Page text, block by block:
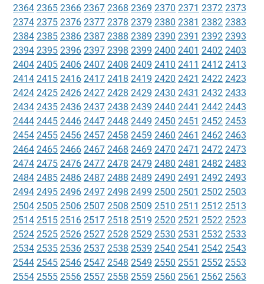
2364 2365 2366 2367 2368 2369 2370 2371 2372 2373
2374 2375 2376 2377 2378 2379 2380 2381 2382 2383
2384 2385 2386 2387 2388 2389 2390 2391 2392 2393
2394 2395 2396 2397 2398 2399 2400 2401 2402 2403
2404 2405 2406 2407 2408 2409 2410 2411 2412 2413
2414 2415 2416 2417 2418 2419 2420 2421 2422 2423
2424 2425 2426 2427 2428 2429 2430 2431 2432 2433
2434 2435 2436 2437 2438 2439 2440 2441 2442 2443
2444 2445 2446 2447 2448 2449 2450 2451 2452 2453
2454 2455 2456 2457 2458 2459 2460 2461 2462 2463
2464 2465 2466 2467 2468 2469 2470 2471 2472 2473
2474 2475 2476 2477 2478 2479 2480 2481 2482 2483
2484 2485 2486 2487 2488 2489 2490 2491 2492 2493
2494 2495 2496 2497 2498 2499 2500 2501 2502 2503
2504 2505 2506 2507 2508 2509 2510 2511 2512 2513
2514 2515 2516 2517 2518 2519 2520 2521 2522 2523
2524 2525 2526 2527 2528 2529 2530 2531 2532 2533
2534 2535 2536 2537 2538 2539 2540 2541 2542 2543
2544 2545 2546 2547 2548 2549 2550 2551 2552 2553
2554 2555 2556 2557 2558 2559 2560 2561 2562 2563